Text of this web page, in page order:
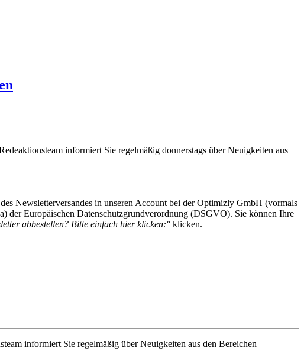
informiert Sie regelmäßig donnerstags über Neuigkeiten aus
Newsletterversandes in unseren Account bei der Optimizly GmbH (vormals
der Europäischen Datenschutzgrundverordnung (DSGVO). Sie können Ihre
abbestellen? Bitte einfach hier klicken:" klicken.
informiert Sie regelmäßig über Neuigkeiten aus den Bereichen